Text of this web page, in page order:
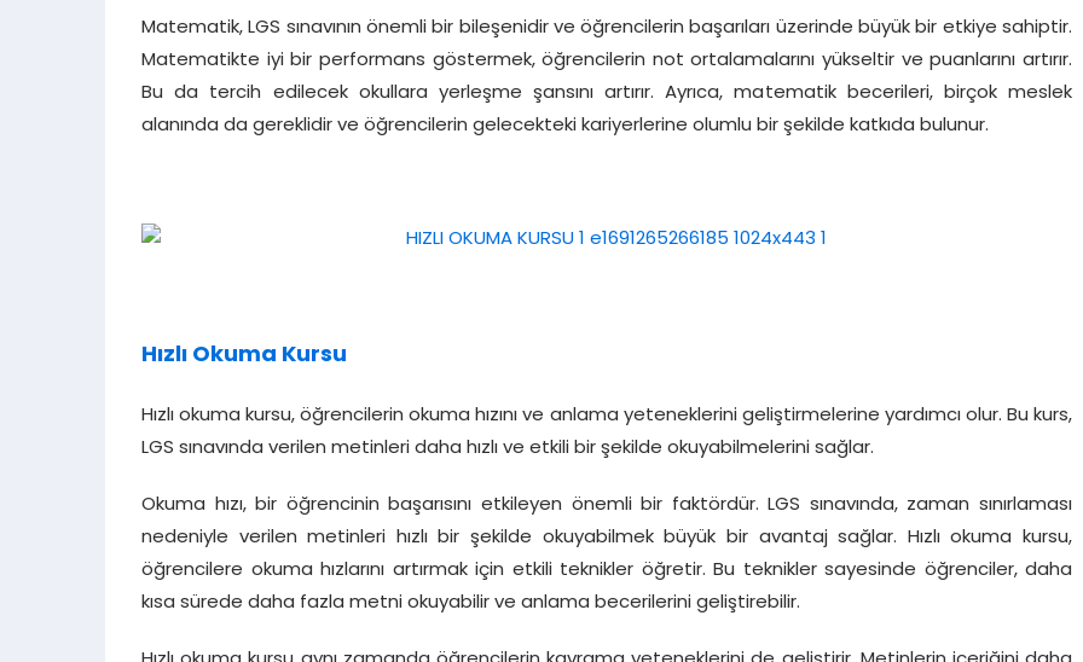
Matematik, LGS sınavının önemli bir bileşenidir ve öğrencilerin başarıları üzerinde büyük bir etkiye sahiptir.
Matematikte iyi bir performans göstermek, öğrencilerin not ortalamalarını yükseltir ve puanlarını artırır.
Bu da tercih edilecek okullara yerleşme şansını artırır. Ayrıca, matematik becerileri, birçok meslek
alanında da gereklidir ve öğrencilerin gelecekteki kariyerlerine olumlu bir şekilde katkıda bulunur.
Hızlı Okuma Kursu
Hızlı okuma kursu, öğrencilerin okuma hızını ve anlama yeteneklerini geliştirmelerine yardımcı olur. Bu kurs,
LGS sınavında verilen metinleri daha hızlı ve etkili bir şekilde okuyabilmelerini sağlar.
Okuma hızı, bir öğrencinin başarısını etkileyen önemli bir faktördür. LGS sınavında, zaman sınırlaması
nedeniyle verilen metinleri hızlı bir şekilde okuyabilmek büyük bir avantaj sağlar. Hızlı okuma kursu,
öğrencilere okuma hızlarını artırmak için etkili teknikler öğretir. Bu teknikler sayesinde öğrenciler, daha
kısa sürede daha fazla metni okuyabilir ve anlama becerilerini geliştirebilir.